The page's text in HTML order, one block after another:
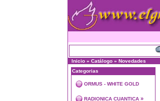
Inicio» Catálogo» Novedades
Categorias
ORMUS - WHITE GOLD
RADIONICA CUANTICA»